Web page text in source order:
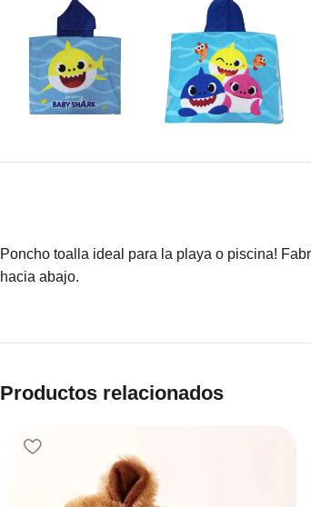
Poncho toalla ideal para la playa o piscina!
hacia abajo.
Productos relacionados